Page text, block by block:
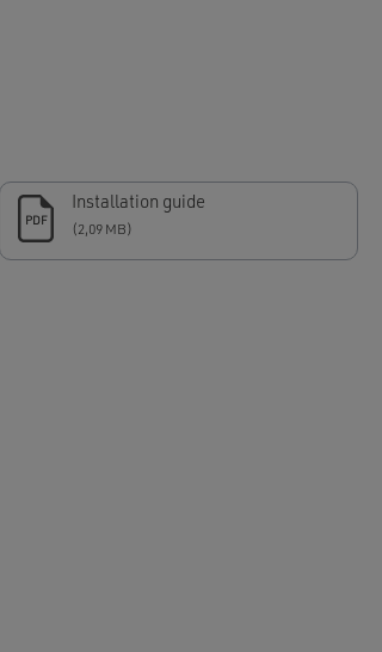
PDF
Installation guide
(2,09 MB)